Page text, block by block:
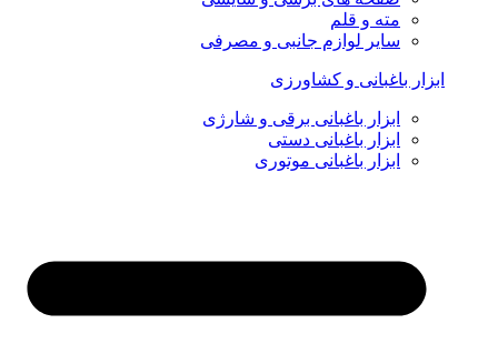
مته و قلم
سایر لوازم جانبی و مصرفی
ابزار باغبانی و کشاورزی
ابزار باغبانی برقی و شارژی
ابزار باغبانی دستی
ابزار باغبانی موتوری